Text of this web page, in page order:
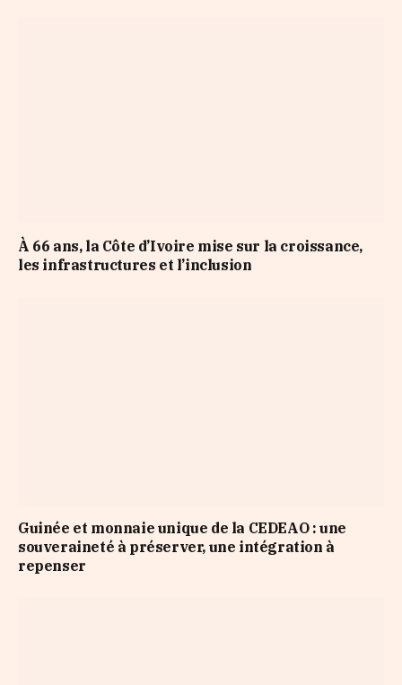
À 66 ans, la Côte d’Ivoire mise sur la croissance,
les infrastructures et l’inclusion
Guinée et monnaie unique de la CEDEAO : une
souveraineté à préserver, une intégration à
repenser